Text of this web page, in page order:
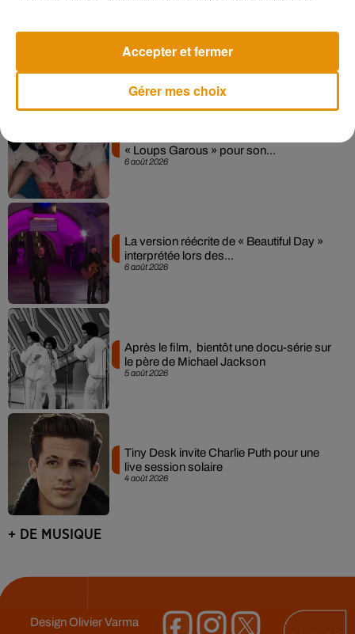
7 août 2026
Angèle et Amélie Lens dévoilent leur
collaboration tant attendue
6 août 2026
« Loups Garous » pour son...
6 août 2026
La version réécrite de « Beautiful Day »
interprétée lors des...
5 août 2026
Après le film, bientôt une docu-série sur
le père de Michael Jackson
4 août 2026
Tiny Desk invite Charlie Puth pour une
live session solaire
+ DE MUSIQUE
DesignOlivier Varma
Gérer mes choix
Accepter et fermer